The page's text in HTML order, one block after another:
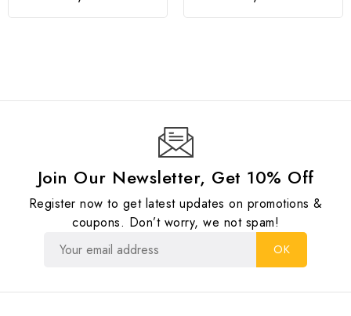
Join Our Newsletter, Get 10% Off
Register now to get latest updates on promotions &
coupons. Don’t worry, we not spam!